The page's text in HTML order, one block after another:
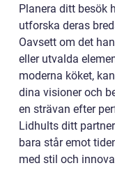
Planera ditt besök
utforska deras
Oavsett om det
eller utvalda
moderna köket,
dina visioner och
en strävan efter
Lidhults ditt
bara står emot
med stil och